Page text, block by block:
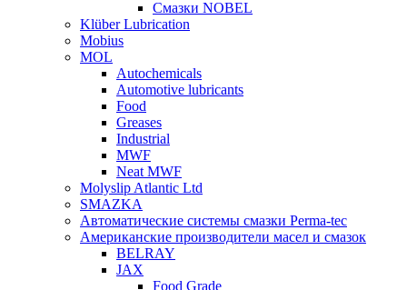
Смазки NOBEL
Klüber Lubrication
Mobius
MOL
Autochemicals
Automotive lubricants
Food
Greases
Industrial
MWF
Neat MWF
Molyslip Atlantic Ltd
SMAZKA
Автоматические системы смазки Perma-tec
Американские производители масел и смазок
BELRAY
JAX
Food Grade